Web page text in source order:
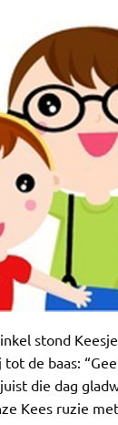
stond
de baas:
die dag
Kees ruzie